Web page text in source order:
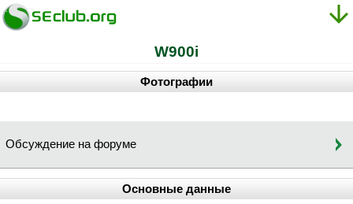
W900i
Фотографии
Обсуждение на форуме
Основные данные